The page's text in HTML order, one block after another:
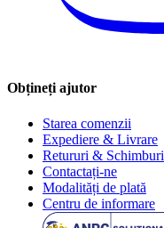
Obțineți ajutor
Starea comenzii
Expediere & Livrare
Retururi & Schimburi
Contactați-ne
Modalități de plată
Centru de informare